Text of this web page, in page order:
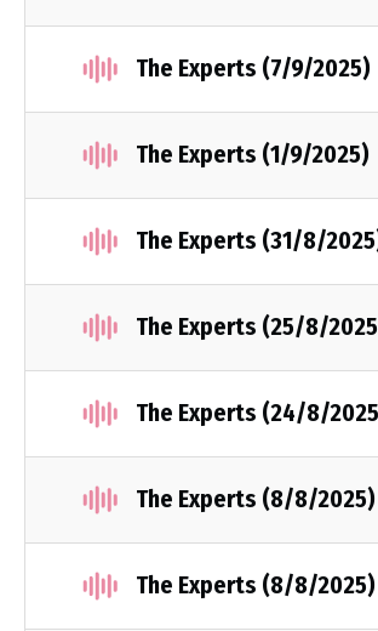
The Experts (7/9/2025)
The Experts (1/9/2025)
The Experts (31/8/
The Experts (25/8/
The Experts (24/8/
The Experts (8/8/2025)
The Experts (8/8/2025)